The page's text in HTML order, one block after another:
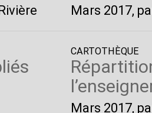
Mars 2017,
CARTOTHÈQUE
Mars 2017,